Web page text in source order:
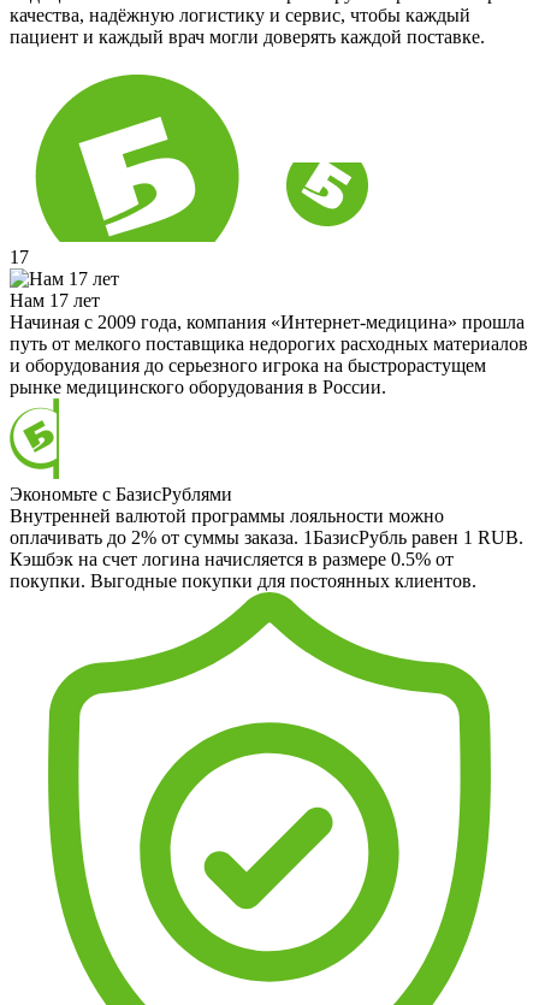
качества, надёжную логистику и сервис, чтобы каждый
пациент и каждый врач могли доверять каждой поставке.
17
Нам 17 лет
Начиная с 2009 года, компания «Интернет-медицина» прошла
путь от мелкого поставщика недорогих расходных материалов
и оборудования до серьезного игрока на быстрорастущем
рынке медицинского оборудования в России.
Экономьте с БазисРублями
Внутренней валютой программы лояльности можно
оплачивать до 2% от суммы заказа. 1БазисРубль равен 1 RUB.
Кэшбэк на счет логина начисляется в размере 0.5% от
покупки. Выгодные покупки для постоянных клиентов.